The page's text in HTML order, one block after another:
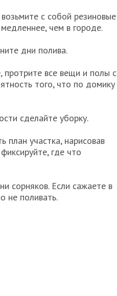
с собой резиновые
чем в городе.
дни полива.
все вещи и полы с
того, что по домику
сделайте уборку.
план участка, нарисовав
где что
сорняков. Если сажаете в
не поливать.